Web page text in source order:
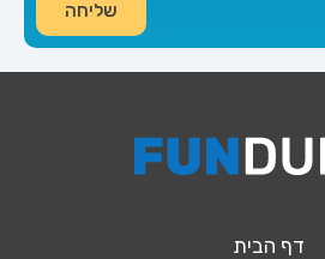
שליחה
דף הבית